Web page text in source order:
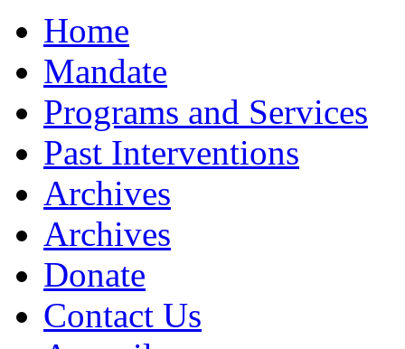
Home
Mandate
Programs and Services
Past Interventions
Archives
Archives
Donate
Contact Us